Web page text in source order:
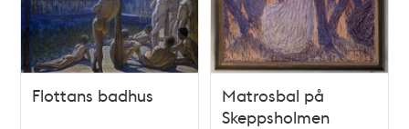
Flottans badhus
Matrosbal på
Skeppsholmen